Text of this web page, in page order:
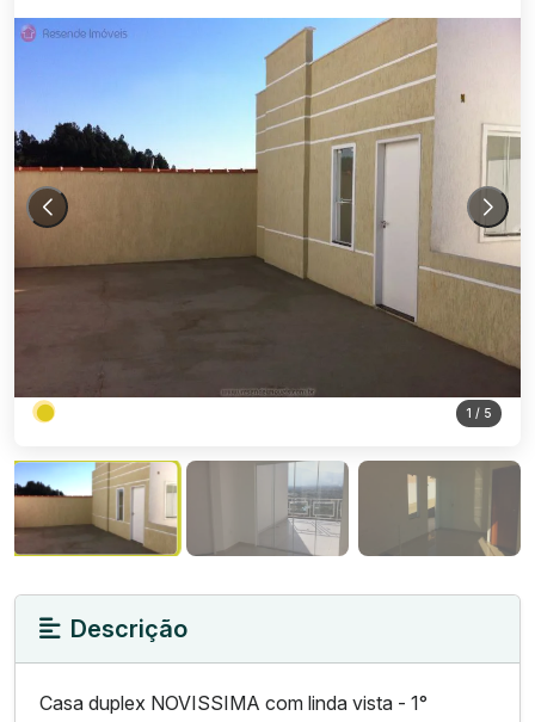
1 / 5
Descrição
Casa duplex NOVISSIMA com linda vista - 1°